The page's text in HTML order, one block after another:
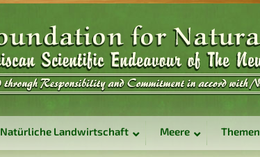
Natürliche Landwirtschaft Meere Themen